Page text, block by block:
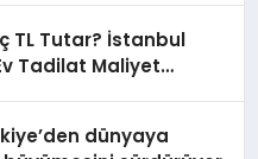
TL Tutar? İstanbul
Tadilat Maliyet
dünyaya